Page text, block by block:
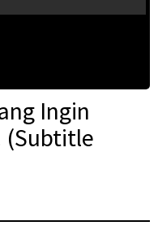
Ingin
(Subtitle